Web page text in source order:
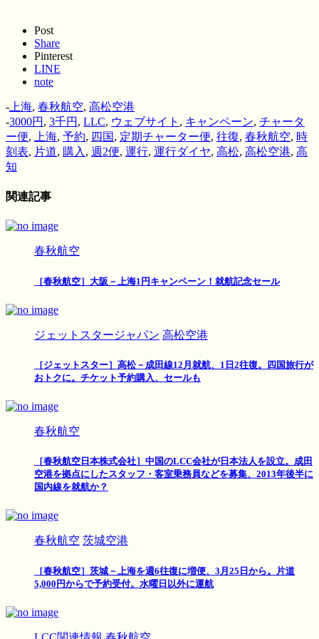
Post
Share
Pinterest
LINE
note
- 上海, 春秋航空, 高松空港
-3000円 , 3千円 , LLC, ウェブサイト , キャンペーン, チャータ
ー便, 上海, 予約, 四国, 定期チャーター便, 往復, 春秋航空, 時
刻表, 片道, 購入 , 週2便, 運行, 運行ダイヤ, 高松, 高松空港, 高
知
関連記事
春秋航空
［春秋航空］大阪－上海1円キャンペーン！就航記念セール
ジェットスタージャパン 高松空港
［ジェットスター］高松－成田線12月就航、1日2往復。四国旅行が
おトクに。チケット予約購入、セールも
春秋航空
［春秋航空日本株式会社］中国のLCC会社が日本法人を設立。成田
空港を拠点にしたスタッフ・客室乗務員などを募集、2013年後半に
国内線を就航か？
春秋航空 茨城空港
［春秋航空］茨城－上海を週6往復に増便、3月25日から。片道
5,000円からで予約受付。水曜日以外に運航